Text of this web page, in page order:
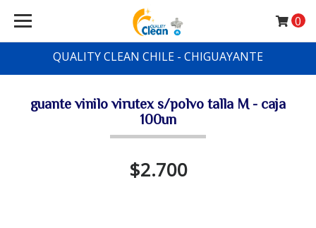
QUALITY CLEAN CHILE - CHIGUAYANTE
0
guante vinilo virutex s/polvo talla M - caja
100un
$2.700